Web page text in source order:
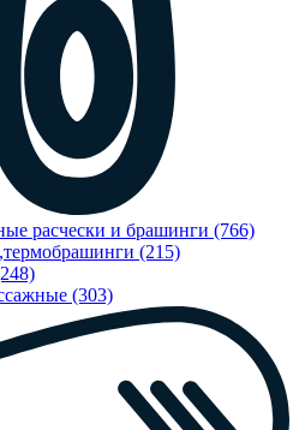
расчески и брашинги (766)
(215)
(303)